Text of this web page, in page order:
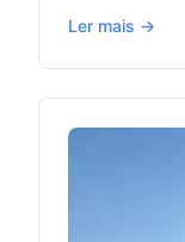
Ler mais →